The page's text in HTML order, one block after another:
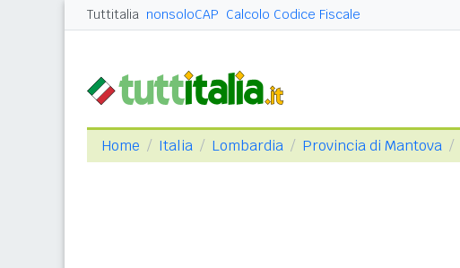
Tuttitalia nonsoloCAP Calcolo Codice Fiscale
Home Italia Lombardia Provincia di Mantova